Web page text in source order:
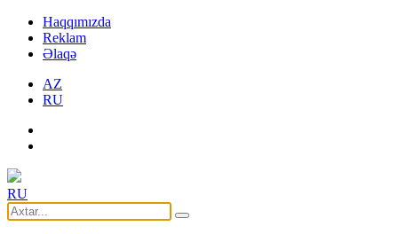
Haqqımızda
Reklam
Əlaqə
AZ
RU
RU